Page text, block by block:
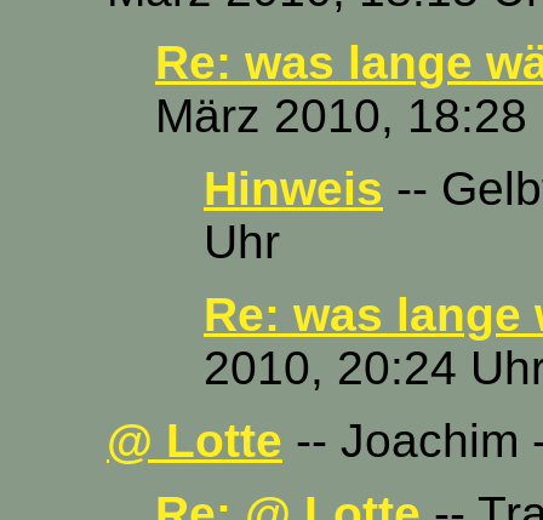
Re: was lange
März 2010, 18:28
Hinweis --
Uhr
Re: was lange
2010, 20:24
@ Lotte -- Joachim